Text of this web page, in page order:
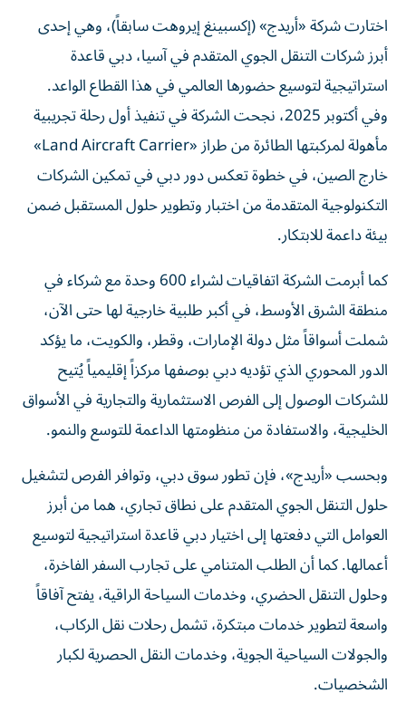
اختارت شركة «أريدج» (إكسبينغ إيروهت سابقاً)، وهي إحدى
أبرز شركات التنقل الجوي المتقدم في آسيا، دبي قاعدة
استراتيجية لتوسيع حضورها العالمي في هذا القطاع الواعد.
وفي أكتوبر 2025، نجحت الشركة في تنفيذ أول رحلة تجريبية
مأهولة لمركبتها الطائرة من طراز «Land Aircraft Carrier»
خارج الصين، في خطوة تعكس دور دبي في تمكين الشركات
التكنولوجية المتقدمة من اختبار وتطوير حلول المستقبل ضمن
بيئة داعمة للابتكار.
كما أبرمت الشركة اتفاقيات لشراء 600 وحدة مع شركاء في
منطقة الشرق الأوسط، في أكبر طلبية خارجية لها حتى الآن،
شملت أسواقاً مثل دولة الإمارات، وقطر، والكويت، ما يؤكد
الدور المحوري الذي تؤديه دبي بوصفها مركزاً إقليمياً يُتيح
للشركات الوصول إلى الفرص الاستثمارية والتجارية في الأسواق
الخليجية، والاستفادة من منظومتها الداعمة للتوسع والنمو.
وبحسب «أريدج»، فإن تطور سوق دبي، وتوافر الفرص لتشغيل
حلول التنقل الجوي المتقدم على نطاق تجاري، هما من أبرز
العوامل التي دفعتها إلى اختيار دبي قاعدة استراتيجية لتوسيع
أعمالها. كما أن الطلب المتنامي على تجارب السفر الفاخرة،
وحلول التنقل الحضري، وخدمات السياحة الراقية، يفتح آفاقاً
واسعة لتطوير خدمات مبتكرة، تشمل رحلات نقل الركاب،
والجولات السياحية الجوية، وخدمات النقل الحصرية لكبار
الشخصيات.